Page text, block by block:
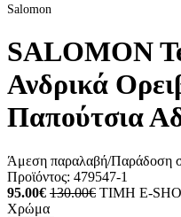
Salomon
SALOMON
Ανδρικά
Παπούτσια
Άμεση παραλαβή/Παράδοση
Προϊόντος: 479547-1
95.00€ 130.00€ ΤΙΜΗ E-
Χρώμα